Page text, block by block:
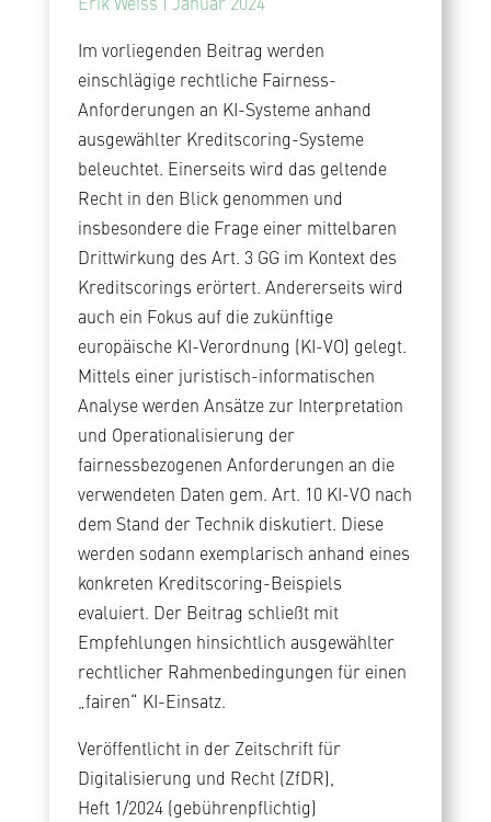
Erik Weiss | Januar 2024
Im vorliegenden Beitrag werden
einschlägige rechtliche Fairness-
Anforderungen an KI-Systeme anhand
ausgewählter Kreditscoring-Systeme
beleuchtet. Einerseits wird das geltende
Recht in den Blick genommen und
insbesondere die Frage einer mittelbaren
Drittwirkung des Art. 3 GG im Kontext des
Kreditscorings erörtert. Andererseits wird
auch ein Fokus auf die zukünftige
europäische KI-Verordnung (KI-VO) gelegt.
Mittels einer juristisch-informatischen
Analyse werden Ansätze zur Interpretation
und Operationalisierung der
fairnessbezogenen Anforderungen an die
verwendeten Daten gem. Art. 10 KI-VO nach
dem Stand der Technik diskutiert. Diese
werden sodann exemplarisch anhand eines
konkreten Kreditscoring-Beispiels
evaluiert. Der Beitrag schließt mit
Empfehlungen hinsichtlich ausgewählter
rechtlicher Rahmenbedingungen für einen
„fairen“ KI-Einsatz.
Veröffentlicht in der Zeitschrift für
Digitalisierung und Recht (ZfDR),
Heft 1/2024 (gebührenpflichtig)